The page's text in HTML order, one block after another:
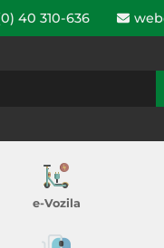
40 310-636
e-Vozila